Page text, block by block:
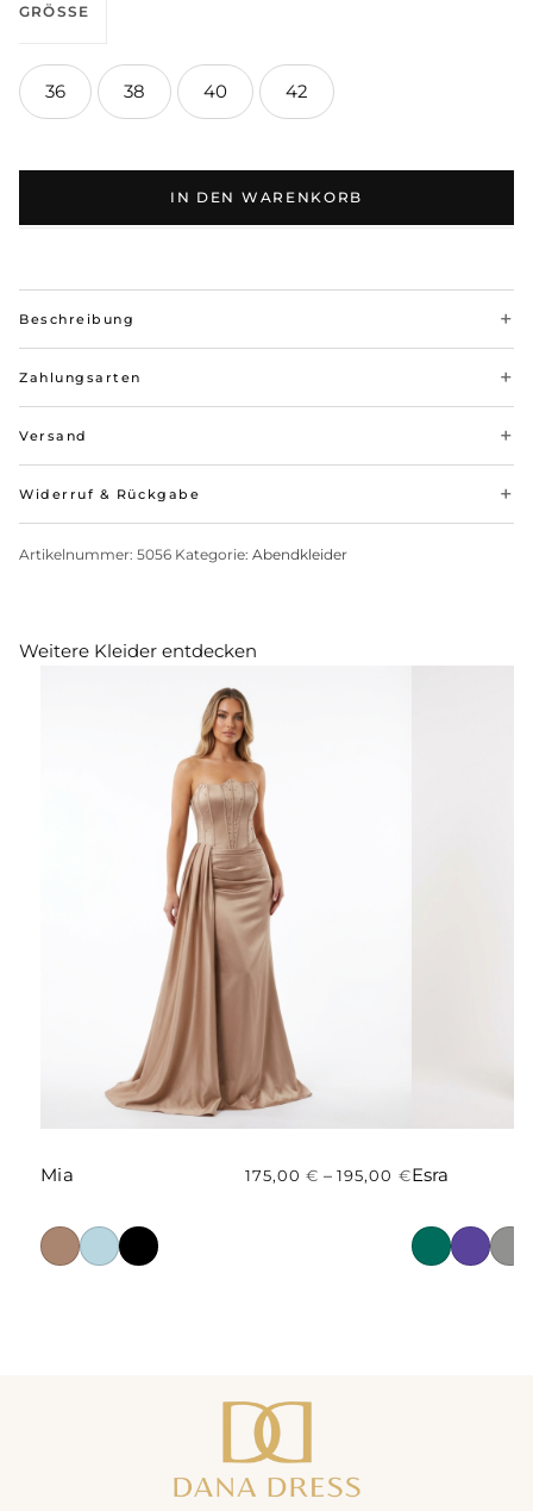
GRÖSSE
36 38 40 42
IN DEN WARENKORB
Beschreibung
Zahlungsarten
Versand
Widerruf & Rückgabe
Artikelnummer: 5056 Kategorie: Abendkleider
Weitere Kleider entdecken
Mia 175,00 € –195,00 €Esra